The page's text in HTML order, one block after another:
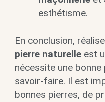
esthétisme.
En conclusion,
pierre naturelleest
nécessite une
savoir-faire. Il est
bonnes pierres, de